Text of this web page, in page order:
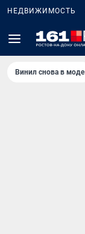
НЕДВИЖИМОСТЬ
Винил снова в моде